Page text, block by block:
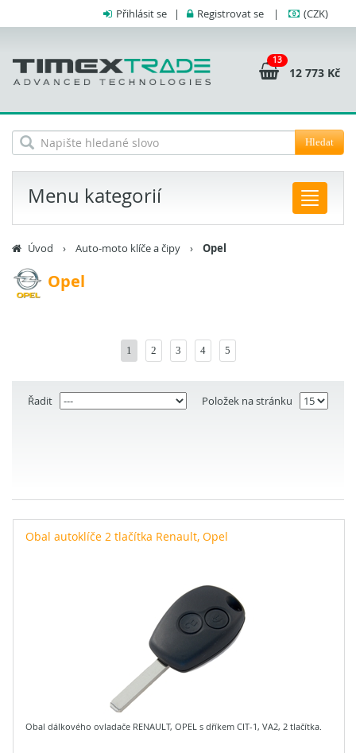
Přihlásit se | Registrovat se | (CZK)
13
12 773 Kč
Hledat
Menu kategorií
Úvod › Auto-moto klíče a čipy › Opel
Opel
1 2 3 4 5
Řadit Položek na stránku
Obal autoklíče 2 tlačítka Renault, Opel
Obal dálkového ovladače RENAULT, OPEL s dříkem CIT-1, VA2, 2 tlačítka.